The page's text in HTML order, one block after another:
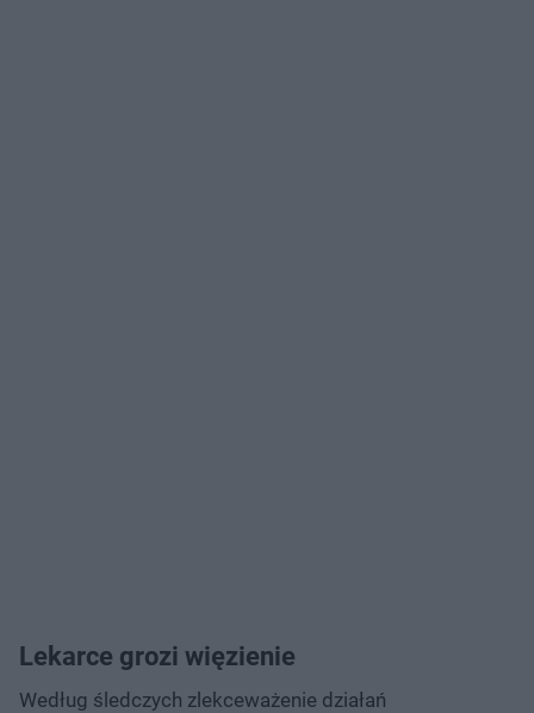
Lekarce grozi więzienie
Według śledczych zlekceważenie działań